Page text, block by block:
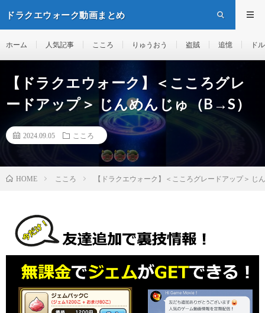
ドラクエウォーク動画まとめ
ホーム 人気記事 こころ りゅうおう 盗賊 追憶 ド
【ドラクエウォーク】＜こころグレ
ードアップ＞ じんめんじゅ（B→S）
2024.09.05 こころ
HOME こころ 【ドラクエウォーク】＜こころグレードアップ＞ じ